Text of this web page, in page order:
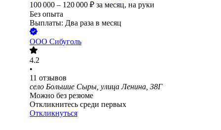
100 000 – 120 000 ₽ за месяц, на руки
Без опыта
Выплаты: Два раза в месяц
ООО Сибуголь
4.2
•
11 отзывов
село Большие Сыры, улица Ленина, 38Г
Можно без резюме
Откликнитесь среди первых
Откликнуться